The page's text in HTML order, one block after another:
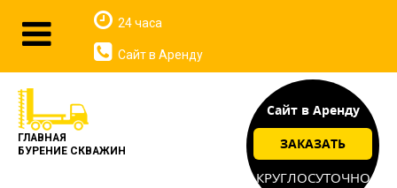
ГЛАВНАЯ
БУРЕНИЕ СКВАЖИН
Сайт в Аренду
ЗАКАЗАТЬ
КРУГЛОСУТОЧНО
24 часа
Сайт в Аренду